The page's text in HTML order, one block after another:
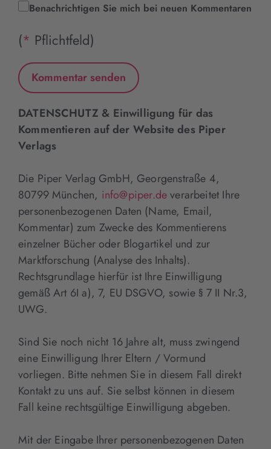
Benachrichtigen Sie mich bei neuen Kommentaren
(* Pflichtfeld)
DATENSCHUTZ & Einwilligung für das
Kommentieren auf der Website des Piper
Verlags
Die Piper Verlag GmbH, Georgenstraße 4,
80799 München, info@piper.deverarbeitet Ihre
personenbezogenen Daten (Name, Email,
Kommentar) zum Zwecke des Kommentierens
einzelner Bücher oder Blogartikel und zur
Marktforschung (Analyse des Inhalts).
Rechtsgrundlage hierfür ist Ihre Einwilligung
gemäß Art 6I a), 7, EU DSGVO, sowie § 7 II Nr.3,
UWG.
Sind Sie noch nicht 16 Jahre alt, muss zwingend
eine Einwilligung Ihrer Eltern / Vormund
vorliegen. Bitte nehmen Sie in diesem Fall direkt
Kontakt zu uns auf. Sie selbst können in diesem
Fall keine rechtsgültige Einwilligung abgeben.
Mit der Eingabe Ihrer personenbezogenen Daten